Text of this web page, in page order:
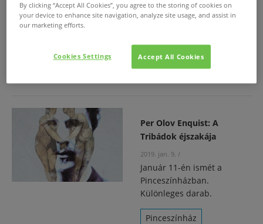
Varju Kálmán
Gömöri András Máté
Balázs Andrea
Per Olov Enquist: A
Tribádok éjszakája
2019. jan. 9. /
Január 11-én ismét a
Pinceszínházban.
Különleges darab.
Pinceszínház
By clicking “Accept All Cookies”, you agree to the storing of cookies on
your device to enhance site navigation, analyze site usage, and assist in
our marketing efforts.
Accept All Cookies
Cookies Settings